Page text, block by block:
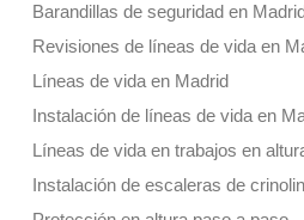
Barandillas de seguridad en
Revisiones de líneas de vida en
Líneas de vida en Madrid
Instalación de líneas de vida en
Líneas de vida en trabajos en
Instalación de escaleras de